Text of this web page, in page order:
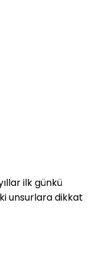
ilk günkü
unsurlara dikkat